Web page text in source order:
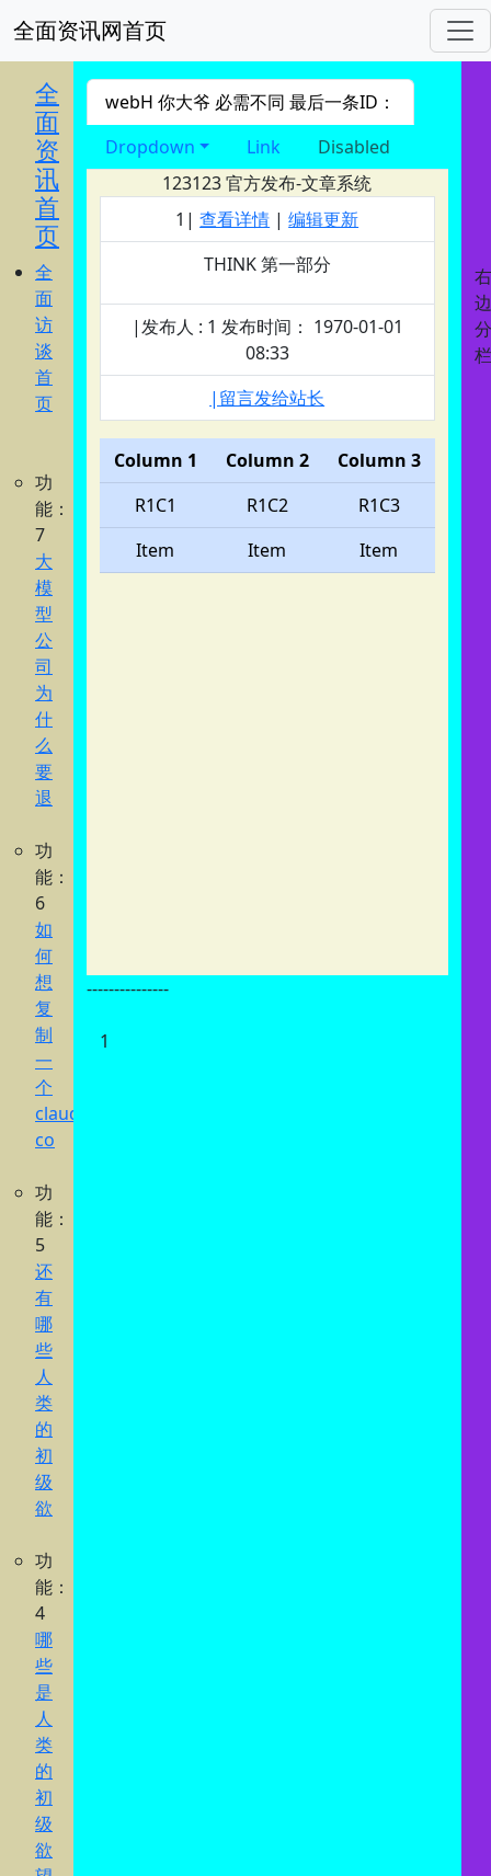
全面资讯网首页
全
面
资
讯
首
页
全
面
访
谈
首
页
功
能：
7
大
模
型
公
司
为
什
么
要
退
功
能：
6
如
何
想
复
制
一
个
claude
co
功
能：
5
还
有
哪
些
人
类
的
初
级
欲
功
能：
4
哪
些
是
人
类
的
初
级
欲
webH 你大爷 必需不同 最后一条ID：
Dropdown
Link
Disabled
123123官方发布-文章系统
1|查看详情 |编辑更新
THINK 第一部分
|发布人 : 1 发布时间： 1970-01-01
08:33
|留言发给站长
Column 1 Column 2
Column 3
R1C1
R1C2
R1C3
Item
Item Item
---------------
1
右
边
分
栏